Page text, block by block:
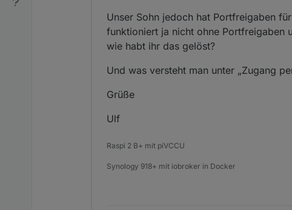
Unser Sohn jedoch hat Portfreigaben
funktioniert ja nicht ohne Portfreigaben
wie habt ihr das gelöst?
Und was versteht man unter „Zugang
Grüße
Ulf
Raspi 2 B+ mit piVCCU
Synology 918+ mit iobroker in Docker